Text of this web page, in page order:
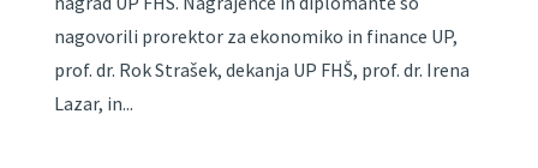
nagovorili prorektor za ekonomiko in finance UP,
prof. dr. Rok Strašek, dekanja UP FHŠ, prof. dr. Irena
Lazar, in...